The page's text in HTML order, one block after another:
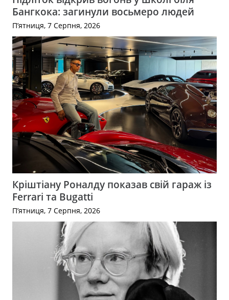
Бангкока: загинули восьмеро людей
П’ятниця, 7 Серпня, 2026
Кріштіану Роналду показав свій гараж із
Ferrari та Bugatti
П’ятниця, 7 Серпня, 2026